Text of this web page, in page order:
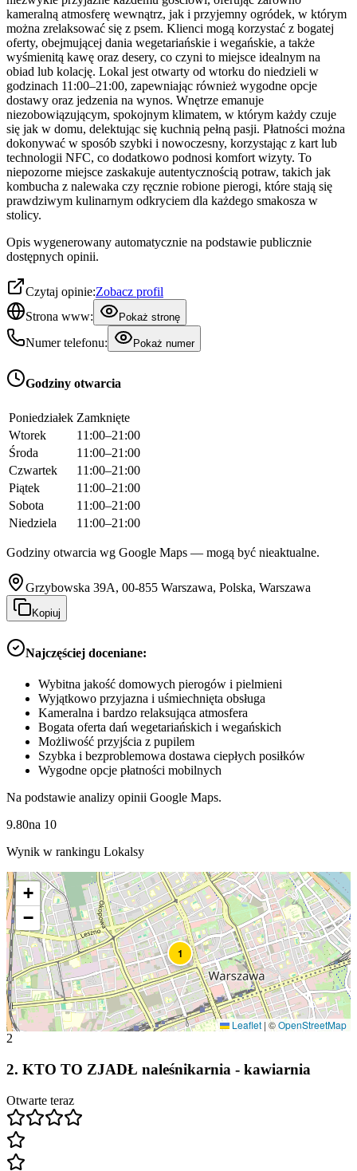
kameralną atmosferę wewnątrz, jak i przyjemny ogródek, w którym
można zrelaksować się z psem. Klienci mogą korzystać z bogatej
oferty, obejmującej dania wegetariańskie i wegańskie, a także
wyśmienitą kawę oraz desery, co czyni to miejsce idealnym na
obiad lub kolację. Lokal jest otwarty od wtorku do niedzieli w
godzinach 11:00–21:00, zapewniając również wygodne opcje
dostawy oraz jedzenia na wynos. Wnętrze emanuje
niezobowiązującym, spokojnym klimatem, w którym każdy czuje
się jak w domu, delektując się kuchnią pełną pasji. Płatności można
dokonywać w sposób szybki i nowoczesny, korzystając z kart lub
technologii NFC, co dodatkowo podnosi komfort wizyty. To
niepozorne miejsce zaskakuje autentycznością potraw, takich jak
kombucha z nalewaka czy ręcznie robione pierogi, które stają się
prawdziwym kulinarnym odkryciem dla każdego smakosza w
stolicy.
Opis wygenerowany automatycznie na podstawie publicznie
dostępnych opinii.
Czytaj opinie:Zobacz profil
Strona www:
Pokaż stronę
Numer telefonu: Pokaż numer
Godziny otwarcia
Poniedziałek Zamknięte
Wtorek
11:00–21:00
Środa
11:00–21:00
Czwartek
11:00–21:00
Piątek
11:00–21:00
Sobota
11:00–21:00
Niedziela
11:00–21:00
Godziny otwarcia wg Google Maps — mogą być nieaktualne.
Grzybowska 39A, 00-855 Warszawa, Polska, Warszawa
Kopiuj
Najczęściej doceniane:
Wybitna jakość domowych pierogów i pielmieni
Wyjątkowo przyjazna i uśmiechnięta obsługa
Kameralna i bardzo relaksująca atmosfera
Bogata oferta dań wegetariańskich i wegańskich
Możliwość przyjścia z pupilem
Szybka i bezproblemowa dostawa ciepłych posiłków
Wygodne opcje płatności mobilnych
Na podstawie analizy opinii Google Maps.
9.80na 10
Wynik w rankingu Lokalsy
1
+
−
Leaflet |©OpenStreetMap
2
2. KTO TO ZJADŁ naleśnikarnia - kawiarnia
Otwarte teraz